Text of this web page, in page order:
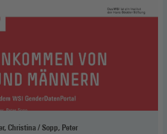
Wagner, Alexandra / Klenner, Christina / Sopp, Peter